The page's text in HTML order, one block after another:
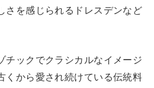
さを感じられるドレスデンなど
チックでクラシカルなイメージ
くから愛され続けている伝統料